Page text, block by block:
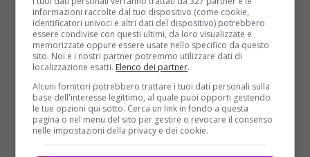
presenza diChun Sun-young, un’astro nascente
della regia, il cui film di esordio“A Girl with Closed
Eyes”chiuderà la manifestazione. Anche lei sarà
presente in sala, permettendo al pubblico di
approfondire il suo lavoro e la sua visione creativa.
eventi speciali
Il film d’apertura,“Escape”diLee Jong-pil, promette
informazioni raccolte dal tuo dispositivo (come cookie,
identificatori univoci e altri dati del dispositivo) potrebbero
essere condivise con questi ultimi, da loro visualizzate e
memorizzate oppure essere usate nello specifico da questo
sito. Noi e i nostri partner potremmo utilizzare dati di
localizzazione esatti. Elenco dei partner.
Alcuni fornitori potrebbero trattare i tuoi dati personali sulla
base dell'interesse legittimo, al quale puoi opporti gestendo
le tue opzioni qui sotto. Cerca un link in fondo a questa
pagina o nel menu del sito per gestire o revocare il consenso
nelle impostazioni della privacy e dei cookie.